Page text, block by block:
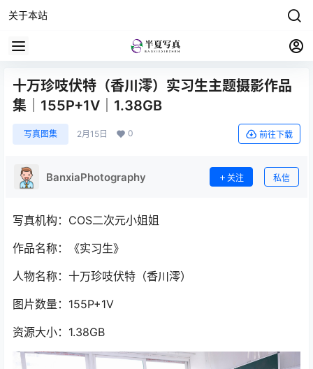
关于本站
十万珍吱伏特（香川澪）实习生主题摄影作品
集｜155P+1V｜1.38GB
写真图集 2月15日 0 前往下载
BanxiaPhotography 关注 私信
写真机构：COS二次元小姐姐
作品名称：《实习生》
人物名称：十万珍吱伏特（香川澪）
图片数量：155P+1V
资源大小：1.38GB